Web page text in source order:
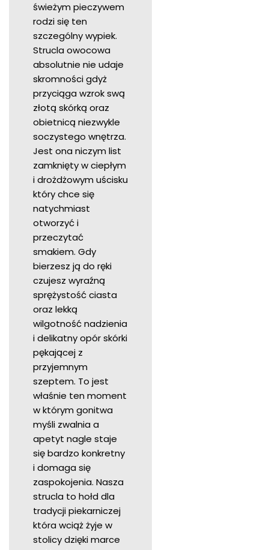
świeżym pieczywem
rodzi się ten
szczególny wypiek.
Strucla owocowa
absolutnie nie udaje
skromności gdyż
przyciąga wzrok swą
złotą skórką oraz
obietnicą niezwykle
soczystego wnętrza.
Jest ona niczym list
zamknięty w ciepłym
i drożdżowym uścisku
który chce się
natychmiast
otworzyć i
przeczytać
smakiem. Gdy
bierzesz ją do ręki
czujesz wyraźną
sprężystość ciasta
oraz lekką
wilgotność nadzienia
i delikatny opór skórki
pękającej z
przyjemnym
szeptem. To jest
właśnie ten moment
w którym gonitwa
myśli zwalnia a
apetyt nagle staje
się bardzo konkretny
i domaga się
zaspokojenia. Nasza
strucla to hołd dla
tradycji piekarniczej
która wciąż żyje w
stolicy dzięki marce